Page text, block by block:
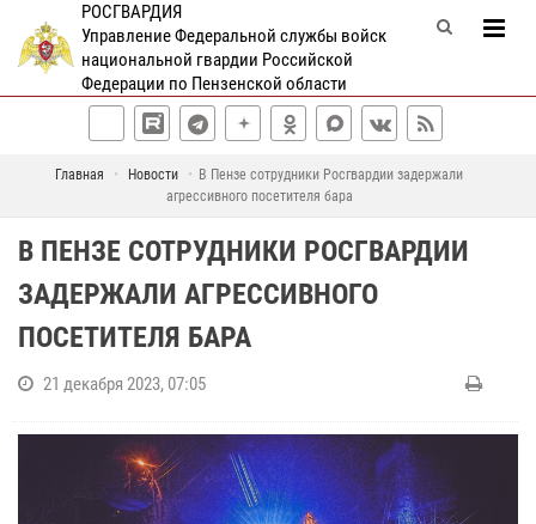
РОСГВАРДИЯ
Управление Федеральной службы войск
национальной гвардии Российской
Федерации по Пензенской области
Главная Новости
В Пензе сотрудники Росгвардии задержали
агрессивного посетителя бара
В ПЕНЗЕ СОТРУДНИКИ РОСГВАРДИИ
ЗАДЕРЖАЛИ АГРЕССИВНОГО
ПОСЕТИТЕЛЯ БАРА
21 декабря 2023, 07:05